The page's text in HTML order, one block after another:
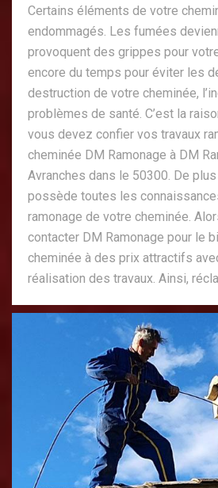
Certains éléments de votre
endommagés. Les fumées
provoquent des grippes pour
encore du temps pour éviter les
destruction de votre cheminée,
problèmes de santé. C’est la
vous devez confier vos travaux
cheminée DM Ramonage à DM
Avranches dans le 50300. De
possède toutes les
ramonage de votre cheminée.
contacter DM Ramonage pour le
cheminée à des prix attractifs
réalisation des travaux. Ainsi,